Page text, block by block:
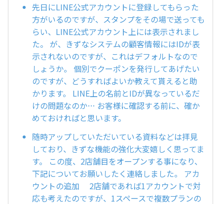
先日にLINE公式アカウントに登録してもらった
方がいるのですが、スタンプをその場で送っても
らい、LINE公式アカウント上には表示されまし
た。 が、きずなシステムの顧客情報にはIDが表
示されないのですが、これはデフォルトなので
しょうか。 個別でクーポンを発行してあげたい
のですが、どうすればよいか教えて貰えると助
かります。 LINE上の名前とIDが異なっているだ
けの問題なのか… お客様に確認する前に、確か
めておければと思います。
随時アップしていただいている資料などは拝見
しており、きずな機能の強化大変嬉しく思ってま
す。 この度、2店舗目をオープンする事になり、
下記についてお願いしたく連絡しました。 アカ
ウントの追加 2店舗であれば1アカウントで対
応も考えたのですが、1スペースで複数プランの